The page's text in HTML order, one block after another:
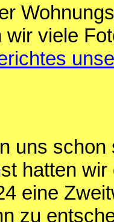
wir viele
uns
hatten
eine
zu